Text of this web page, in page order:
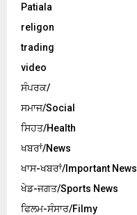
Patiala
religon
trading
video
ਸੰਪਰਕ/
ਸਮਾਜ/Social
ਸਿਹਤ/Health
ਖਬਰਾਂ/News
ਖਾਸ-ਖਬਰਾਂ/Important News
ਖੇਡ-ਜਗਤ/Sports News
ਫਿਲਮ-ਸੰਸਾਰ/Filmy